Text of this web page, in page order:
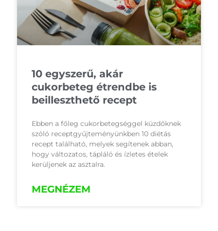
10 egyszerű, akár
cukorbeteg étrendbe is
beilleszthető recept
Ebben a főleg cukorbetegséggel küzdőknek
szóló receptgyűjteményünkben 10 diétás
recept található, melyek segítenek abban,
hogy változatos, tápláló és ízletes ételek
kerüljenek az asztalra.
MEGNÉZEM